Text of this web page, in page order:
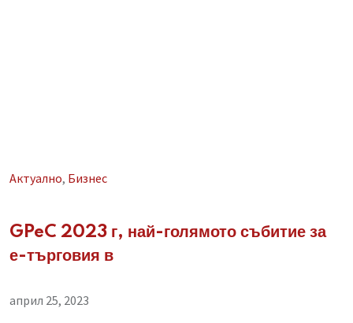
Aктуално, Бизнес
GPeC 2023 г, най-голямото събитие за
е-търговия в
април 25, 2023